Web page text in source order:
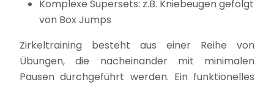
Komplexe Supersets: z.B. Kniebeugen gefolgt
von Box Jumps
Zirkeltraining besteht aus einer Reihe von
Übungen, die nacheinander mit minimalen
Pausen durchgeführt werden. Ein funktionelles